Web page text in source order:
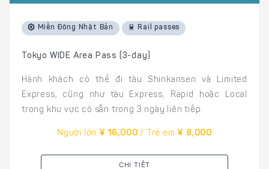
Miền Đông Nhật Bản Rail passes
Tokyo WIDE Area Pass (3-day)
Hành khách có thể đi tàu Shinkansen và Limited
Express, cũng như tàu Express, Rapid hoặc Local
trong khu vực có sẵn trong 3 ngày liên tiếp.
Người lớn ¥ 16,000 / Trẻ em ¥ 8,000
CHI TIẾT